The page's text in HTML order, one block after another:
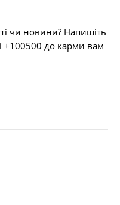
чи новини? Напишіть
+100500 до карми вам